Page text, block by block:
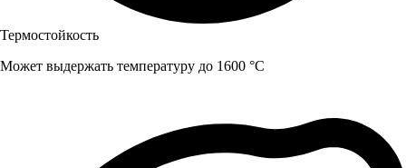
Термостойкость
Может выдержать температуру до 1600 °C